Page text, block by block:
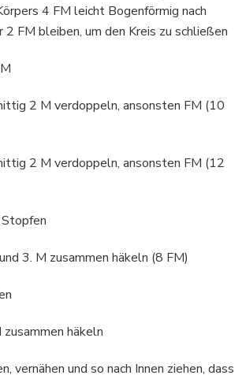
4 FM leicht Bogenförmig nach
2 FM bleiben, um den Kreis zu schließen
2 M verdoppeln, ansonsten FM (10
2 M verdoppeln, ansonsten FM (12
3. M zusammen häkeln (8 FM)
häkeln
vernähen und so nach Innen ziehen, dass